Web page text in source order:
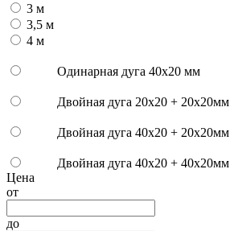
3 м
3,5 м
4 м
Одинарная дуга 40х20 мм
Двойная дуга 20х20 + 20х20мм
Двойная дуга 40х20 + 20х20мм
Двойная дуга 40x20 + 40х20мм
Цена
от
до